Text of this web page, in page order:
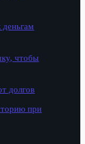
чтобы
долгов
при